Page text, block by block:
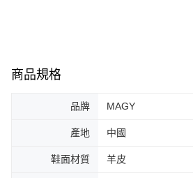
商品規格
品牌 MAGY
產地 中國
鞋面材質 羊皮